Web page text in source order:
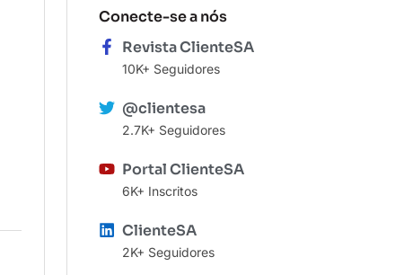
Conecte-se a nós
Revista ClienteSA
10K+ Seguidores
@clientesa
2.7K+ Seguidores
Portal ClienteSA
6K+ Inscritos
ClienteSA
2K+ Seguidores